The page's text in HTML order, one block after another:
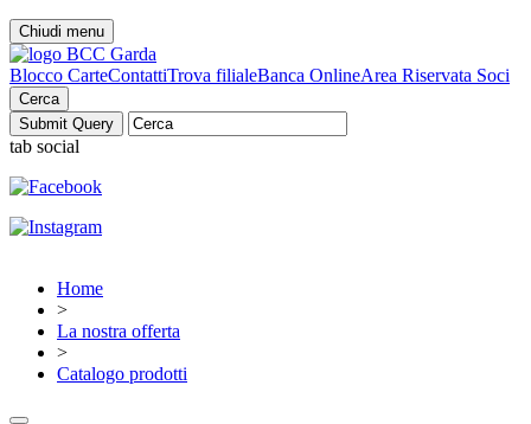
Chiudi menu
Blocco CarteContattiTrova filialeBanca OnlineArea Riservata Soci
Cerca
tab social
Home
>
La nostra offerta
>
Catalogo prodotti